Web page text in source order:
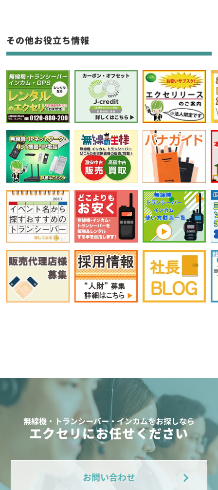
フリーワード入力(製品名等)
選択条件をリセット
その他お役立ち情報
無線機・トランシーバー・インカムをお探しなら
エクセリにお任せください
お問い合わせ